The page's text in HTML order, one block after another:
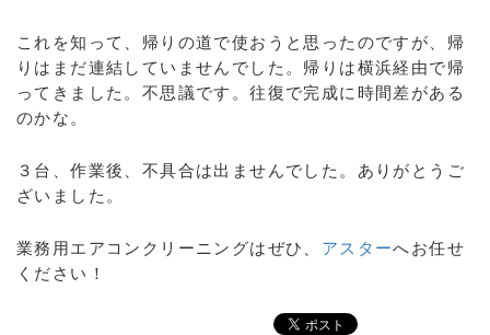
これを知って、帰りの道で使おうと思ったのですが、帰
りはまだ連結していませんでした。帰りは横浜経由で帰
ってきました。不思議です。往復で完成に時間差がある
のかな。
３台、作業後、不具合は出ませんでした。ありがとうご
ざいました。
業務用エアコンクリーニングはぜひ、 アスターへお任せ
ください！